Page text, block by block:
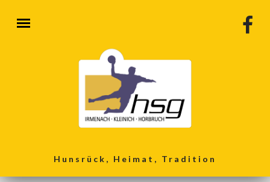
Hunsrück, Heimat, Tradition